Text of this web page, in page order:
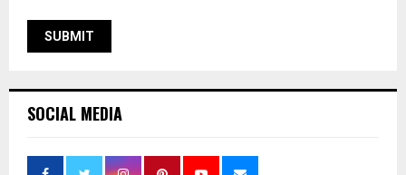
SOCIAL MEDIA